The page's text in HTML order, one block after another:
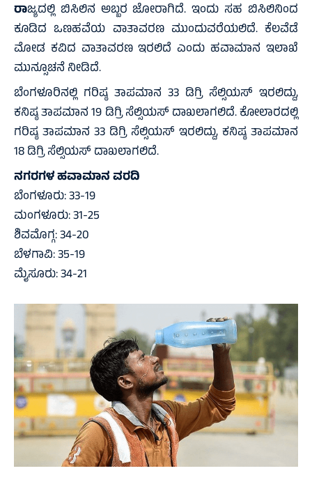
ರಾಜ್ಯದಲ್ಲಿ ಬಿಸಿಲಿನ ಅಬ್ಬರ ಜೋರಾಗಿದೆ. ಇಂದು ಸಹ ಬಿಸಿಲಿನಿಂದ
ಕೂಡಿದ ಒಣಹವೆಯ ವಾತಾವರಣ ಮುಂದುವರೆಯಲಿದೆ. ಕೆಲವೆಡೆ
ಮೋಡ ಕವಿದ ವಾತಾವರಣ ಇರಲಿದೆ ಎಂದು ಹವಾಮಾನ ಇಲಾಖೆ
ಮುನ್ಸೂಚನೆ ನೀಡಿದೆ.
ಬೆಂಗಳೂರಿನಲ್ಲಿ ಗರಿಷ್ಠ ತಾಪಮಾನ 33 ಡಿಗ್ರಿ ಸೆಲ್ಸಿಯಸ್ ಇರಲಿದ್ದು,
ಕನಿಷ್ಠ ತಾಪಮಾನ 19 ಡಿಗ್ರಿ ಸೆಲ್ಸಿಯಸ್ ದಾಖಲಾಗಲಿದೆ. ಕೋಲಾರದಲ್ಲಿ
ಗರಿಷ್ಠ ತಾಪಮಾನ 33 ಡಿಗ್ರಿ ಸೆಲ್ಸಿಯಸ್ ಇರಲಿದ್ದು, ಕನಿಷ್ಠ ತಾಪಮಾನ
18 ಡಿಗ್ರಿ ಸೆಲ್ಸಿಯಸ್ ದಾಖಲಾಗಲಿದೆ.
ನಗರಗಳ ಹವಾಮಾನ ವರದಿ
ಬೆಂಗಳೂರು: 33-19
ಮಂಗಳೂರು: 31-25
ಶಿವಮೊಗ್ಗ: 34-20
ಬೆಳಗಾವಿ: 35-19
ಮೈಸೂರು: 34-21